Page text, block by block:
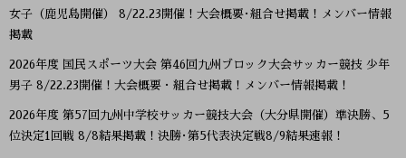
女子（鹿児島開催） 8/22.23開催！大会概要･組合せ掲載！メンバー情報
掲載
2026年度 国民スポーツ大会 第46回九州ブロック大会サッカー競技 少年
男子 8/22.23開催！大会概要・組合せ掲載！メンバー情報掲載！
2026年度 第57回九州中学校サッカー競技大会（大分県開催）準決勝、5
位決定1回戦 8/8結果掲載！決勝･第5代表決定戦8/9結果速報！